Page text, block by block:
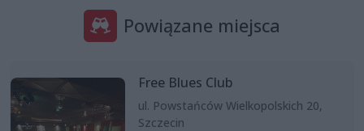
Powiązane miejsca
Free Blues Club
ul. Powstańców Wielkopolskich 20,
Szczecin